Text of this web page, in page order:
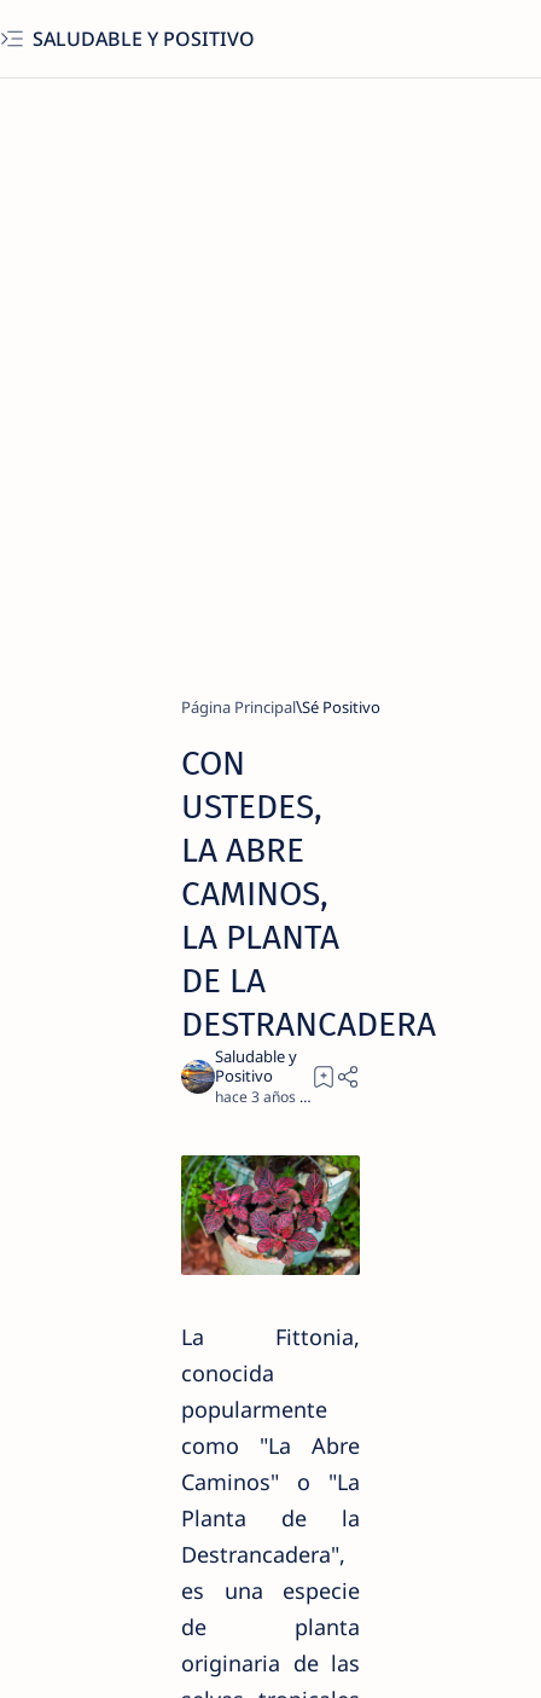
SALUDABLE Y POSITIVO
Página Principal Sé Positivo
CON
USTEDES,
LA ABRE
CAMINOS,
LA PLANTA
DE LA
DESTRANCADERA
hace 3 años 2
La Fittonia,
conocida
popularmente
como "La Abre
Caminos" o "La
Planta de la
Destrancadera",
es una especie
de planta
originaria de las